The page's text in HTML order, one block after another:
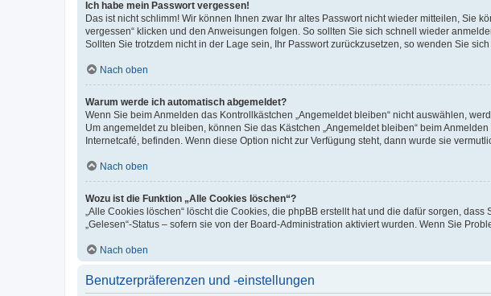
Ich habe mein Passwort vergessen!
Das ist nicht schlimm! Wir können Ihnen zwar Ihr altes Passwort nicht wieder mitteilen, Sie
vergessen“ klicken und den Anweisungen folgen. So sollten Sie sich schnell wieder
Sollten Sie trotzdem nicht in der Lage sein, Ihr Passwort zurückzusetzen, so wenden Sie
Nach oben
Warum werde ich automatisch abgemeldet?
Wenn Sie beim Anmelden das Kontrollkästchen „Angemeldet bleiben“ nicht auswählen,
Um angemeldet zu bleiben, können Sie das Kästchen „Angemeldet bleiben“ beim
Internetcafé, befinden. Wenn diese Option nicht zur Verfügung steht, dann wurde sie
Nach oben
Wozu ist die Funktion „Alle Cookies löschen“?
„Alle Cookies löschen“ löscht die Cookies, die phpBB erstellt hat und die dafür sorgen,
„Gelesen“-Status – sofern sie von der Board-Administration aktiviert wurden. Wenn Sie
Nach oben
Benutzerpräferenzen und -einstellungen